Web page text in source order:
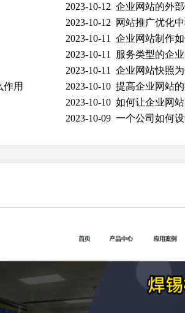
2023-10-12 企业网站的外
2023-10-12
网站推广优化
2023-10-11 企业网站制作
2023-10-11
服务类型的企
2023-10-11 企业网站快照
作用 2023-10-10 提高企业网站
2023-10-10 如何让企业网
2023-10-09 一个公司如何